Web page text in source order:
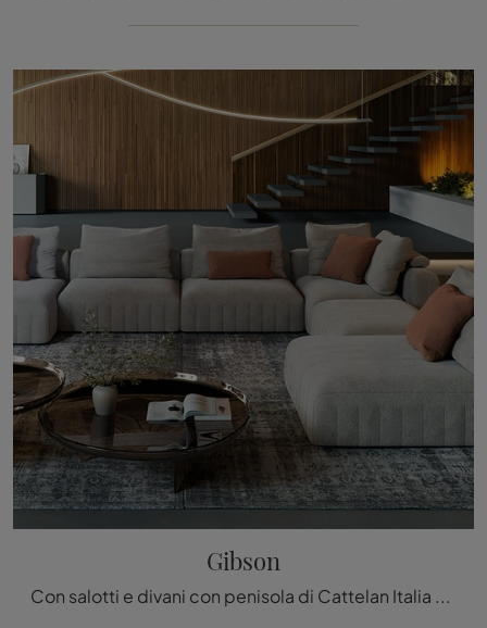
Gibson
Con salotti e divani con penisola di Cattelan Italia come il modello Gibson in tessuto, potrai completare il tuo progetto d'arredo.